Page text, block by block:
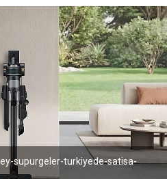
supurgeler-turkiyede-satisa-